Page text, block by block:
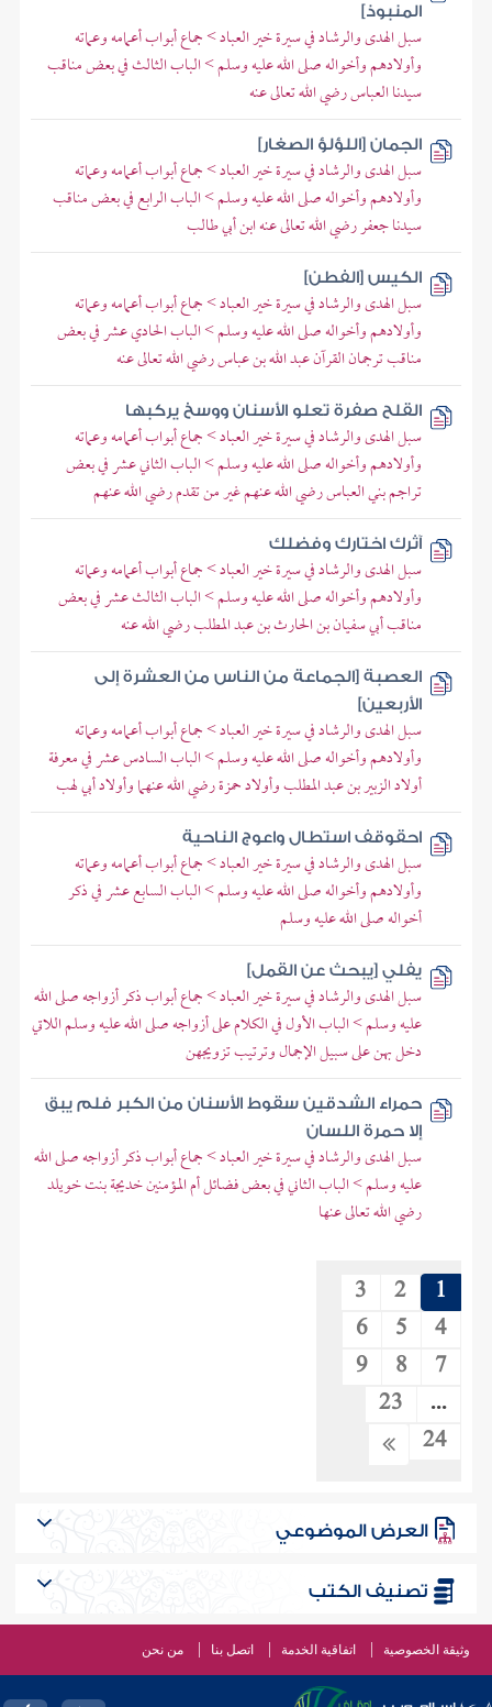
المنبوذ]
سبل الهدى والرشاد في سيرة خير العباد > جماع أبواب أعمامه وعماته
وأولادهم وأخواله صلى الله عليه وسلم > الباب الثالث في بعض مناقب
سيدنا العباس رضي الله تعالى عنه
الجمان [اللؤلؤ الصغار]
سبل الهدى والرشاد في سيرة خير العباد > جماع أبواب أعمامه وعماته
وأولادهم وأخواله صلى الله عليه وسلم > الباب الرابع في بعض مناقب
سيدنا جعفر رضي الله تعالى عنه ابن أبي طالب
الكيس [الفطن]
سبل الهدى والرشاد في سيرة خير العباد > جماع أبواب أعمامه وعماته
وأولادهم وأخواله صلى الله عليه وسلم > الباب الحادي عشر في بعض
مناقب ترجمان القرآن عبد الله بن عباس رضي الله تعالى عنه
القلح صفرة تعلو الأسنان ووسخ يركبها
سبل الهدى والرشاد في سيرة خير العباد > جماع أبواب أعمامه وعماته
وأولادهم وأخواله صلى الله عليه وسلم > الباب الثاني عشر في بعض
تراجم بني العباس رضي الله عنهم غير من تقدم رضي الله عنهم
آثرك اختارك وفضلك
سبل الهدى والرشاد في سيرة خير العباد > جماع أبواب أعمامه وعماته
وأولادهم وأخواله صلى الله عليه وسلم > الباب الثالث عشر في بعض
مناقب أبي سفيان بن الحارث بن عبد المطلب رضي الله عنه
العصبة [الجماعة من الناس من العشرة إلى
الأربعين]
سبل الهدى والرشاد في سيرة خير العباد > جماع أبواب أعمامه وعماته
وأولادهم وأخواله صلى الله عليه وسلم > الباب السادس عشر في معرفة
أولاد الزبير بن عبد المطلب وأولاد حمزة رضي الله عنهما وأولاد أبي لهب
احقوقف استطال واعوج الناحية
سبل الهدى والرشاد في سيرة خير العباد > جماع أبواب أعمامه وعماته
وأولادهم وأخواله صلى الله عليه وسلم > الباب السابع عشر في ذكر
أخواله صلى الله عليه وسلم
يفلي [يبحث عن القمل]
سبل الهدى والرشاد في سيرة خير العباد > جماع أبواب ذكر أزواجه صلى الله
عليه وسلم > الباب الأول في الكلام على أزواجه صلى الله عليه وسلم اللاتي
دخل بهن على سبيل الإجمال وترتيب تزويجهن
حمراء الشدقين سقوط الأسنان من الكبر فلم يبق
إلا حمرة اللسان
سبل الهدى والرشاد في سيرة خير العباد > جماع أبواب ذكر أزواجه صلى الله
عليه وسلم > الباب الثاني في بعض فضائل أم المؤمنين خديجة بنت خويلد
رضي الله تعالى عنها
1
2
3
4
5
6
7
8
9
...
23
24
العرض الموضوعي
تصنيف الكتب
وثيقة الخصوصية اتفاقية الخدمة اتصل بنا من نحن